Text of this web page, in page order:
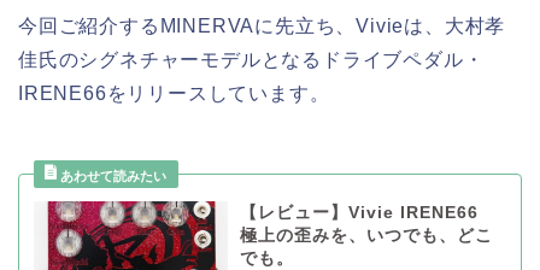
今回ご紹介するMINERVAに先立ち、Vivieは、大村孝
佳氏のシグネチャーモデルとなるドライブペダル・
IRENE66をリリースしています。
【レビュー】Vivie IRENE66
極上の歪みを、いつでも、どこ
でも。